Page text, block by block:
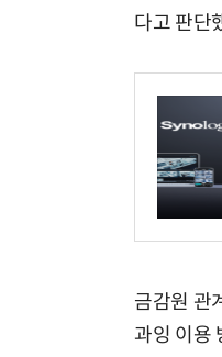
다고 판단
금감원 관
과잉 이용